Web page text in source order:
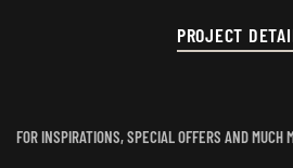
PROJECT
FOR INSPIRATIONS, SPECIAL OFFERS AND MUCH